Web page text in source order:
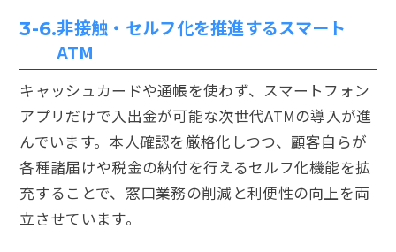
3-6.非接触・セルフ化を推進するスマート
ATM
キャッシュカードや通帳を使わず、スマートフォン
アプリだけで入出金が可能な次世代ATMの導入が進
んでいます。本人確認を厳格化しつつ、顧客自らが
各種諸届けや税金の納付を行えるセルフ化機能を拡
充することで、窓口業務の削減と利便性の向上を両
立させています。